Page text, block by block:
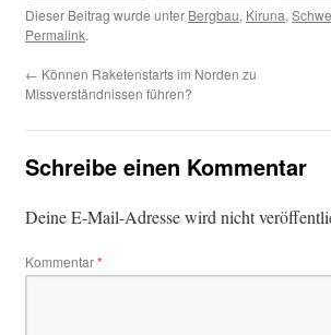
Dieser Beitrag wurde unter Bergbau, Kiruna,
Permalink.
← Können Raketenstarts im Norden zu
Missverständnissen führen?
Schreibe einen Kommentar
Deine E-Mail-Adresse wird nicht
Kommentar*